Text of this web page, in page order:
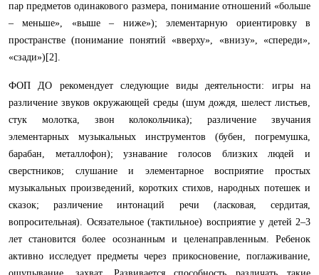
пар предметов одинакового размера, понимание отношений «больше
– меньше», «выше – ниже»); элементарную ориентировку в
пространстве (понимание понятий «вверху», «внизу», «спереди»,
«сзади»)[2].
ФОП ДО рекомендует следующие виды деятельности: игры на
различение звуков окружающей среды (шум дождя, шелест листьев,
стук молотка, звон колокольчика); различение звучания
элементарных музыкальных инструментов (бубен, погремушка,
барабан, металлофон); узнавание голосов близких людей и
сверстников; слушание и элементарное восприятие простых
музыкальных произведений, коротких стихов, народных потешек и
сказок; различение интонаций речи (ласковая, сердитая,
вопросительная). Осязательное (тактильное) восприятие у детей 2–3
лет становится более осознанным и целенаправленным. Ребенок
активно исследует предметы через прикосновение, поглаживание,